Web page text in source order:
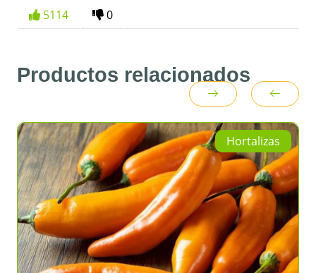
5114 0
Productos relacionados
Hortalizas